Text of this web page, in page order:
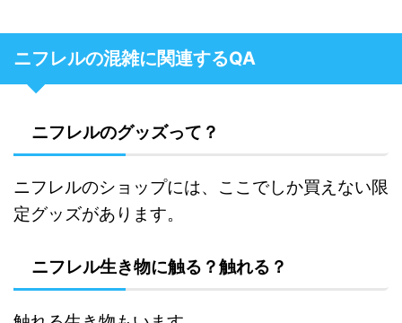
ニフレルの混雑に関連するQA
ニフレルのグッズって？
ニフレルのショップには、ここでしか買えない限
定グッズがあります。
ニフレル生き物に触る？触れる？